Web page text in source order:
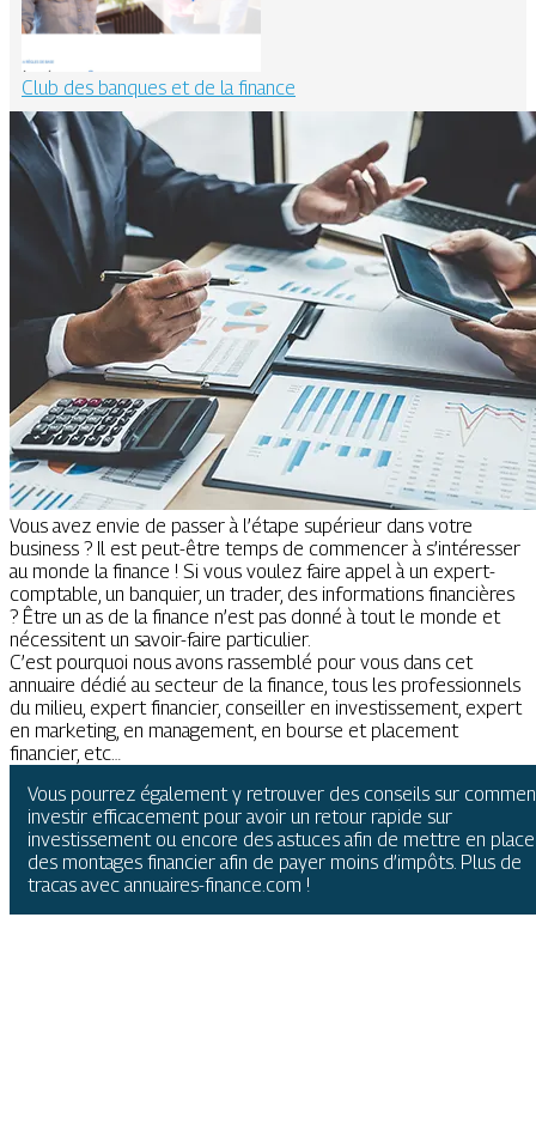
Club des banques et de la finance
Vous avez envie de passer à l’étape supérieur dans votre
business ? Il est peut-être temps de commencer à s’intéresser
au monde la finance ! Si vous voulez faire appel à un expert-
comptable, un banquier, un trader, des informations financières
? Être un as de la finance n’est pas donné à tout le monde et
nécessitent un savoir-faire particulier.
C’est pourquoi nous avons rassemblé pour vous dans cet
annuaire dédié au secteur de la finance, tous les professionnels
du milieu, expert financier, conseiller en investissement, expert
en marketing, en management, en bourse et placement
financier, etc…
Vous pourrez également y retrouver des conseils sur
investir efficacement pour avoir un retour rapide sur
investissement ou encore des astuces afin de mettre en place
des montages financier afin de payer moins d’impôts. Plus de
tracas avec annuaires-finance.com !